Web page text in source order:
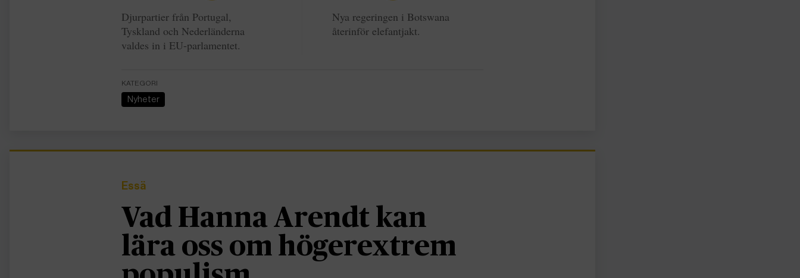
Djurpartier från Portugal,
Tyskland och Nederländerna
valdes in i EU-parlamentet.
Nya regeringen i Botswana
återinför elefantjakt.
KATEGORI
Nyheter
Essä
Vad Hanna Arendt kan
lära oss om högerextrem